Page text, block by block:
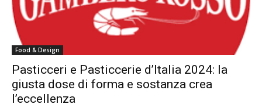
Food & Design
Pasticceri e Pasticcerie d’Italia 2024: la
giusta dose di forma e sostanza crea
l’eccellenza